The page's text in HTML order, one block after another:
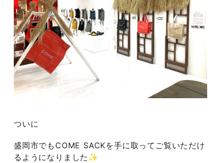
ついに
盛岡市でもCOME SACKを手に取ってご覧いただけ
るようになりました✨